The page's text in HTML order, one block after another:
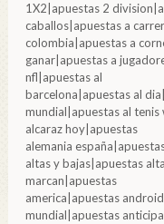
1X2|apuestas 2
caballos|apuestas a
colombia|apuestas a
ganar|apuestas a
nfl|apuestas al
barcelona|apuestas al
mundial|apuestas al
alcaraz hoy|apuestas
alemania
altas y bajas|apuestas
marcan|apuestas
america|apuestas
mundial|apuestas